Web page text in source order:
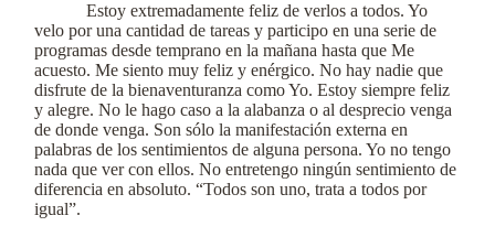
Estoy extremadamente feliz de verlos a todos. Yo
velo por una cantidad de tareas y participo en una serie de
programas desde temprano en la mañana hasta que Me
acuesto. Me siento muy feliz y enérgico. No hay nadie que
disfrute de la bienaventuranza como Yo. Estoy siempre feliz
y alegre. No le hago caso a la alabanza o al desprecio venga
de donde venga. Son sólo la manifestación externa en
palabras de los sentimientos de alguna persona. Yo no tengo
nada que ver con ellos. No entretengo ningún sentimiento de
diferencia en absoluto. “Todos son uno, trata a todos por
igual”.